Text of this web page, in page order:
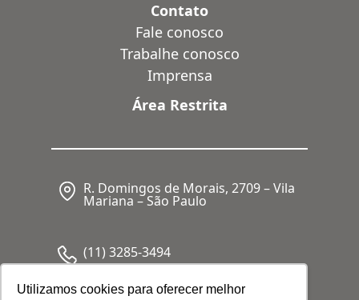
Utilizamos cookies para oferecer melhor
Contato
Fale conosco
Trabalhe conosco
Imprensa
Área Restrita
R. Domingos de Morais, 2709 – Vila
Mariana – São Paulo
(11) 3285-3494